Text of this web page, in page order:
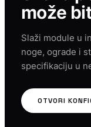
može
Slaži module u
noge, ograde i
specifikaciju u
OTVORI